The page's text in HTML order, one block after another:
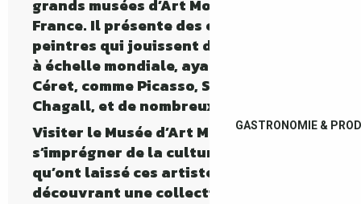
GASTRONOMIE &
grands musées d’Art Moderne de
France. Il présente des œuvres de
peintres qui jouissent d’une notoriété
à échelle mondiale, ayant séjournés à
Céret, commePicasso, Soutine,
Chagall, et de nombreux grands noms.
Visiter le Musée d’Art Moderne c’est
s’imprégner de la culture artistique
qu’ont laissé ces artistes en
découvrant une collection exhaustive